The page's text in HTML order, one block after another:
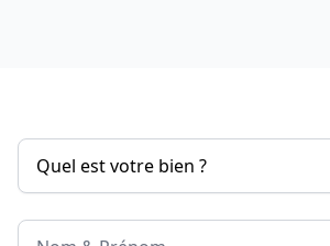
Nom & Prénom